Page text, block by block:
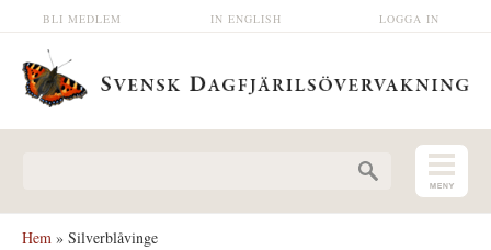
Hoppa till huvudinnehåll LOGGA IN
IN ENGLISH
BLI MEDLEM
Hem » Silverblåvinge